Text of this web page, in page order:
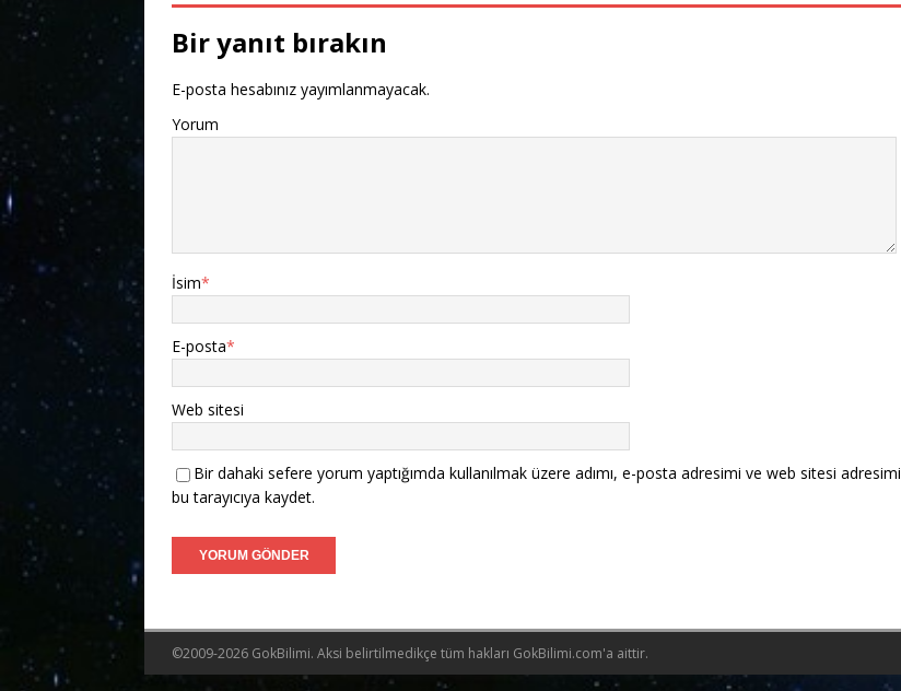
Bir yanıt bırakın
E-posta hesabınız yayımlanmayacak.
Yorum
İsim*
E-posta*
Web sitesi
Bir dahaki sefere yorum yaptığımda kullanılmak üzere adımı, e-posta adresimi ve web sitesi adresimi
bu tarayıcıya kaydet.
©2009-2026 GokBilimi. Aksi belirtilmedikçe tüm hakları GokBilimi.com'a aittir.